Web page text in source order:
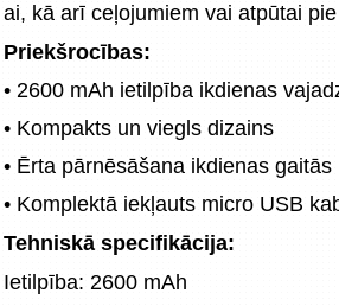
ai, kā arī ceļojumiem vai atpūtai
Priekšrocības:
• 2600 mAh ietilpība ikdienas
• Kompakts un viegls dizains
• Ērta pārnēsāšana ikdienas gaitās
• Komplektā iekļauts micro USB
Tehniskā specifikācija:
Ietilpība: 2600 mAh